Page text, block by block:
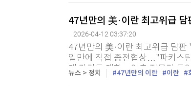
47년만의 美·이란 최고위급
2026-04-12 03:37:20
47년만의 美·이란 최고위급 담
일만에 직접 종전협상…"파키스
게 마라톤 대화…양측 전문가 투
매체 "美 지나친 요구"...
뉴스 > 정치 47년만의 이란 이란